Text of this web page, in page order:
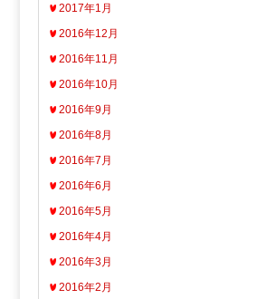
2017年1月
2016年12月
2016年11月
2016年10月
2016年9月
2016年8月
2016年7月
2016年6月
2016年5月
2016年4月
2016年3月
2016年2月